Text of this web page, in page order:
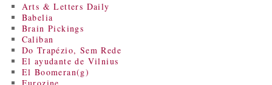
Arts & Letters Daily
Babelia
Brain Pickings
Caliban
Do Trapézio, Sem Rede
El ayudante de Vilnius
El Boomeran(g)